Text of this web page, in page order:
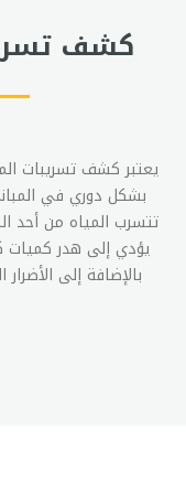
كشف
يعتبر كشف تسريبات
بشكل دوري في
تتسرب المياه من أحد
يؤدي إلى هدر كميات
بالإضافة إلى